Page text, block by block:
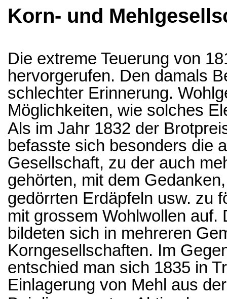
Korn- und
Die extreme Teuerung von
hervorgerufen. Den damals
schlechter Erinnerung.
Möglichkeiten, wie solches
Als im Jahr 1832 der
befasste sich besonders die
Gesellschaft, zu der auch
gehörten, mit dem
gedörrten Erdäpfeln usw. zu
mit grossem Wohlwollen auf.
bildeten sich in mehreren
Korngesellschaften. Im
entschied man sich 1835 in
Einlagerung von Mehl aus